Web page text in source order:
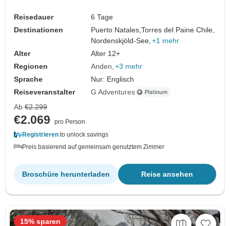
Reisedauer
6 Tage
Destinationen
Puerto Natales,Torres del Paine Chile,
Nordenskjöld-See, +1 mehr
Alter
Alter 12+
Regionen
Anden +3 mehr
Sprache
Nur: Englisch
Reiseveranstalter
G Adventures
Ab €2.299
€2.069
pro Person
Registrieren to unlock savings
Preis basierend auf gemeinsam genutztem Zimmer
Reise ansehen
Broschüre herunterladen
15% sparen